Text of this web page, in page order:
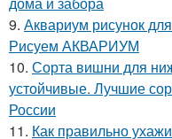
9. Аквариум рисунок
Рисуем АКВАРИУМ
10. Сорта вишни для
устойчивые. Лучшие
России
11. Как правильно